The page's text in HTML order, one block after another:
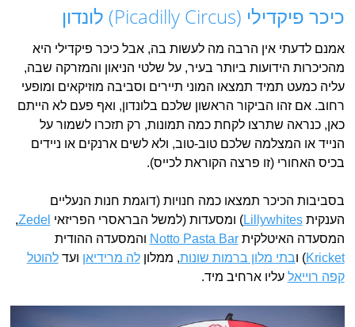
כיכר פיקדילי (Picadilly Circus) לונדון
אמנם לדעתי אין הרבה מה לעשות בה, אבל כיכר פיקדילי היא
מהכיכרות הידועות ביותר בעיר, על שלטי הניאון והמזרקה שבה,
עליה כמעט תמיד תמצאו המוני תיירים וסביבה מוזיקאים ומופעי
רחוב. אם זהו הביקור הראשון שלכם בלונדון, ואף פעם לא הייתם
כאן, כנראה שתרצו לקחת כמה תמונות, רק תזכרו לשמור על
הנייד או המצלמה שלכם טוב-טוב, ולא לשים ארנקים או ניידים
בכיס האחורי (זו פרצה הקוראת לכייס).
בסביבות הכיכר תמצאו כמה חנויות (דוגמת חנות הנעליים
הענקיתLillywhites) ומסעדות (למשל הבראסרי הפריזאי Zedel
,
המסעדה האיטלקיתNotto Pasta Bar והמסעדה ההודית
Kricket) ובתי מלון ברמות שונות, ממלוןלה מרידיאן ועדלהוטל
קפה רוייאל עליו ארחיב מיד.